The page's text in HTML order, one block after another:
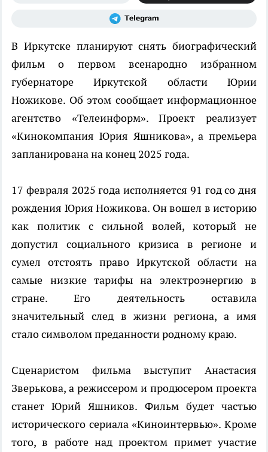
В Иркутске планируют снять биографический
фильм о первом всенародно избранном
губернаторе Иркутской области Юрии
Ножикове. Об этом сообщает информационное
агентство «Телеинформ». Проект реализует
«Кинокомпания Юрия Яшникова», а премьера
запланирована на конец 2025 года.
17 февраля 2025 года исполняется 91 год со дня
рождения Юрия Ножикова. Он вошел в историю
как политик с сильной волей, который не
допустил социального кризиса в регионе и
сумел отстоять право Иркутской области на
самые низкие тарифы на электроэнергию в
стране. Его деятельность оставила
значительный след в жизни региона, а имя
стало символом преданности родному краю.
Сценаристом фильма выступит Анастасия
Зверькова, а режиссером и продюсером проекта
станет Юрий Яшников. Фильм будет частью
исторического сериала «Киноинтервью». Кроме
того, в работе над проектом примет участие